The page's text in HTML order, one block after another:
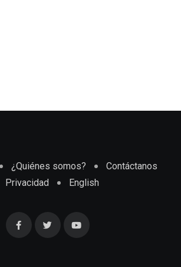
¿Quiénes somos?
Contáctanos
Privacidad
English